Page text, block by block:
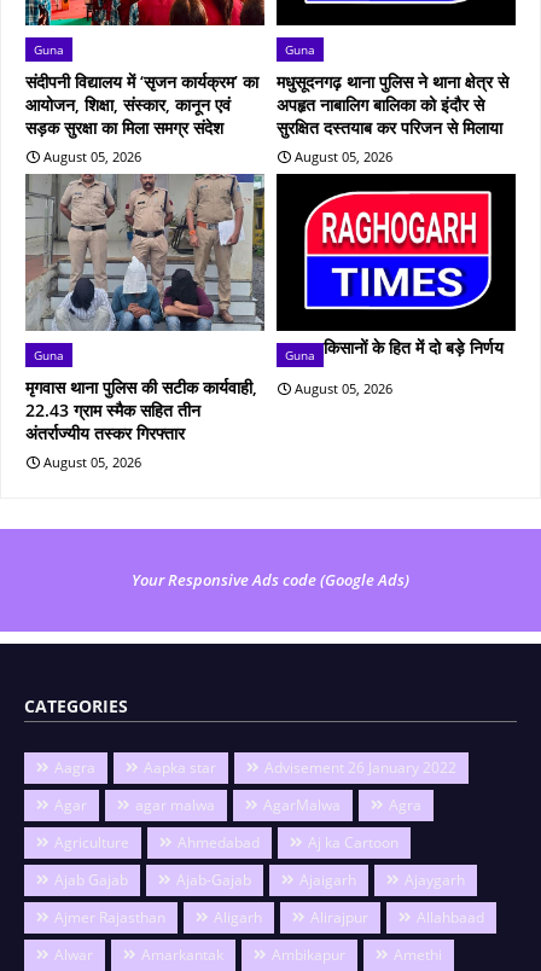
Guna
संदीपनी विद्यालय में ‘सृजन कार्यक्रम’ का
आयोजन, शिक्षा, संस्कार, कानून एवं
सड़क सुरक्षा का मिला समग्र संदेश
August 05, 2026
Guna
मधुसूदनगढ़ थाना पुलिस ने थाना क्षेत्र से
अपहृत नाबालिग बालिका को इंदौर से
सुरक्षित दस्तयाब कर परिजन से मिलाया
August 05, 2026
Guna
मृगवास थाना पुलिस की सटीक कार्यवाही,
22.43 ग्राम स्मैक सहित तीन
अंतर्राज्यीय तस्कर गिरफ्तार
August 05, 2026
Guna किसानों के हित में दो बड़े निर्णय
August 05, 2026
Your Responsive Ads code (Google Ads)
CATEGORIES
Aagra Aapka star
Advisement 26 January 2022
Agar
agar malwa AgarMalwa
Agra
Agriculture
Ahmedabad
Aj ka Cartoon
Ajab Gajab
Ajab-Gajab Ajaigarh
Ajaygarh
Ajmer Rajasthan
Aligarh Alirajpur
Allahbaad
Alwar
Amarkantak Ambikapur Amethi